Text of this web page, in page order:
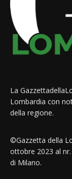
La
Lombardia con
della regione.
©Gazzetta della
ottobre 2023 al
di Milano.